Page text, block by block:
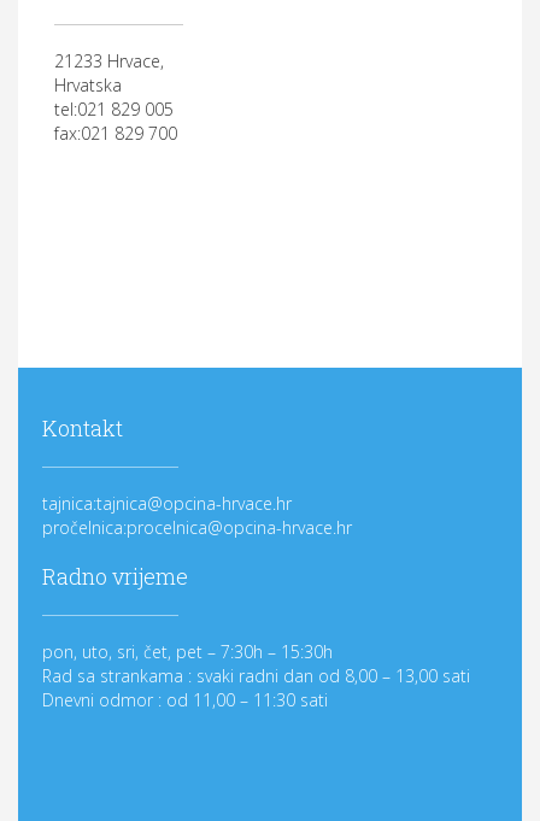
21233 Hrvace,
Hrvatska
tel:021 829 005
fax:021 829 700
Kontakt
tajnica:tajnica@opcina-hrvace.hr
pročelnica:procelnica@opcina-hrvace.hr
Radno vrijeme
pon, uto, sri, čet, pet – 7:30h – 15:30h
Rad sa strankama : svaki radni dan od 8,00 – 13,00 sati
Dnevni odmor : od 11,00 – 11:30 sati